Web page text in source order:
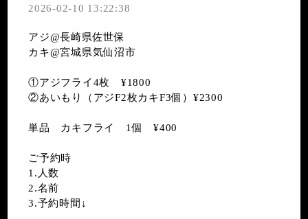
2026-02-10 13:22:38
アジ@長崎県佐世保
カキ@宮城県気仙沼市
①アジフライ4枚 ¥1800
②あいもり（アジF2枚カキF3個）¥2300
単品 カキフライ 1個 ¥400
ご予約時
1.人数
2.名前
3.予約時間↓